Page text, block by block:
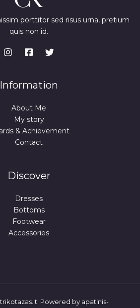
porttitor sed risus urna, pretium
quis non id.
Information
About Me
My story
& Achievement
Contact
Discover
Dresses
Bottoms
Footwear
Accessories
Powered by apatinis-